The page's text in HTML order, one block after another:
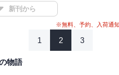
新刊から
※無料、予約、入荷通
1 2 3
物語